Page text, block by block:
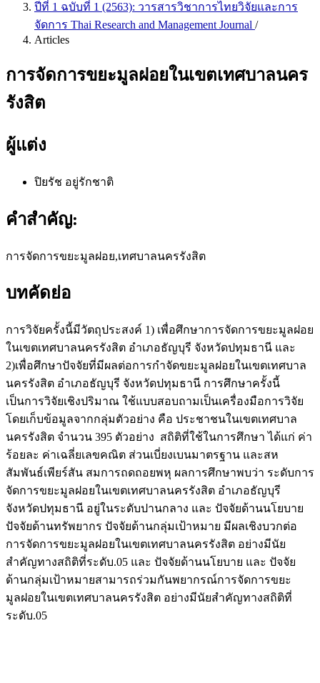
ปีที่ 1 ฉบับที่ 1 (2563): วารสารวิชาการไทยวิจัยและการ
จัดการ Thai Research and Management Journal /
Articles
การจัดการขยะมูลฝอยในเขตเทศบาลนคร
รังสิต
ผู้แต่ง
ปิยรัช อยู่รักชาติ
คำสำคัญ:
การจัดการขยะมูลฝอย,เทศบาลนครรังสิต
บทคัดย่อ
การวิจัยครั้งนี้มีวัตถุประสงค์ 1) เพื่อศึกษาการจัดการขยะมูลฝอย
ในเขตเทศบาลนครรังสิต อำเภอธัญบุรี จังหวัดปทุมธานี และ
2)เพื่อศึกษาปัจจัยที่มีผลต่อการกำจัดขยะมูลฝอยในเขตเทศบาล
นครรังสิต อำเภอธัญบุรี จังหวัดปทุมธานี การศึกษาครั้งนี้
เป็นการวิจัยเชิงปริมาณ ใช้แบบสอบถามเป็นเครื่องมือการวิจัย
โดยเก็บข้อมูลจากกลุ่มตัวอย่าง คือ ประชาชนในเขตเทศบาล
นครรังสิต จำนวน 395 ตัวอย่าง สถิติที่ใช้ในการศึกษา ได้แก่ ค่า
ร้อยละ ค่าเฉลี่ยเลขคณิต ส่วนเบี่ยงเบนมาตรฐาน และสห
สัมพันธ์เพียร์สัน สมการถดถอยพหุ ผลการศึกษาพบว่า ระดับการ
จัดการขยะมูลฝอยในเขตเทศบาลนครรังสิต อำเภอธัญบุรี
จังหวัดปทุมธานี อยู่ในระดับปานกลาง และ ปัจจัยด้านนโยบาย
ปัจจัยด้านทรัพยากร ปัจจัยด้านกลุ่มเป้าหมาย มีผลเชิงบวกต่อ
การจัดการขยะมูลฝอยในเขตเทศบาลนครรังสิต อย่างมีนัย
สำคัญทางสถิติที่ระดับ.05 และ ปัจจัยด้านนโยบาย และ ปัจจัย
ด้านกลุ่มเป้าหมายสามารถร่วมกันพยากรณ์การจัดการขยะ
มูลฝอยในเขตเทศบาลนครรังสิต อย่างมีนัยสำคัญทางสถิติที่
ระดับ.05